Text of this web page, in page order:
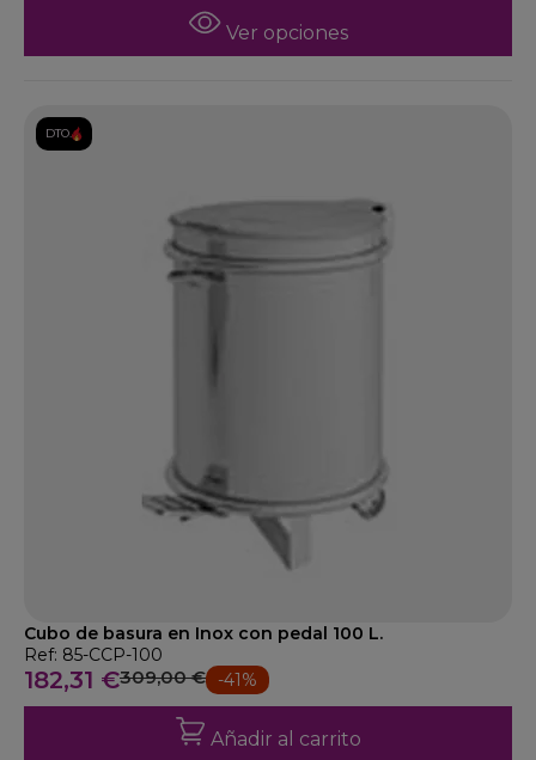
Ver opciones
DTO.
Cubo de basura en Inox con pedal 100 L.
Ref: 85-CCP-100
182,31 €309,00 € -41%
Añadir al carrito